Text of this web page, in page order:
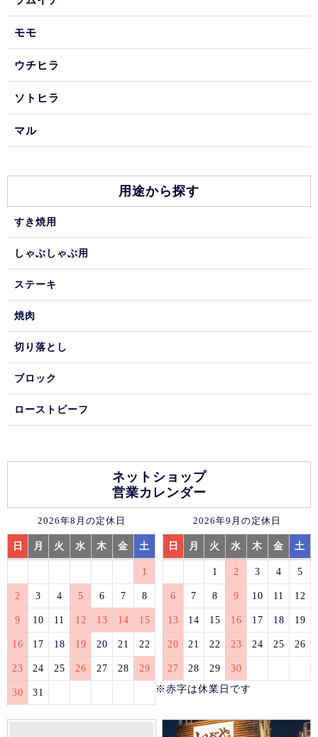
モモ
ウチヒラ
ソトヒラ
マル
用途から探す
すき焼用
しゃぶしゃぶ用
ステーキ
焼肉
切り落とし
ブロック
ローストビーフ
ネットショップ
営業カレンダー
2026年8月の定休日
日 月 火 水 木 金 土
1
2 3 4 5 6 7 8
9 10 11 12 13 14 15
16 17 18 19 20 21 22
23 24 25 26 27 28 29
30 31
2026年9月の定休日
日 月 火 水 木 金 土
1 2 3 4 5
6 7 8 9 10 11 12
13 14 15 16 17 18 19
20 21 22 23 24 25 26
27 28 29
30
※赤字は休業日です